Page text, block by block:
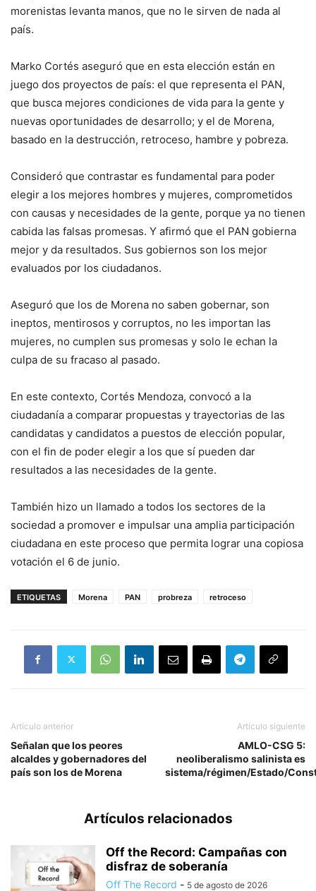
morenistas levanta manos, que no le sirven de nada al
país.
Marko Cortés aseguró que en esta elección están en
juego dos proyectos de país: el que representa el PAN,
que busca mejores condiciones de vida para la gente y
nuevas oportunidades de desarrollo; y el de Morena,
basado en la destrucción, retroceso, hambre y pobreza.
Consideró que contrastar es fundamental para poder
elegir a los mejores hombres y mujeres, comprometidos
con causas y necesidades de la gente, porque ya no tienen
cabida las falsas promesas. Y afirmó que el PAN gobierna
mejor y da resultados. Sus gobiernos son los mejor
evaluados por los ciudadanos.
Aseguró que los de Morena no saben gobernar, son
ineptos, mentirosos y corruptos, no les importan las
mujeres, no cumplen sus promesas y solo le echan la
culpa de su fracaso al pasado.
En este contexto, Cortés Mendoza, convocó a la
ciudadanía a comparar propuestas y trayectorias de las
candidatas y candidatos a puestos de elección popular,
con el fin de poder elegir a los que sí pueden dar
resultados a las necesidades de la gente.
También hizo un llamado a todos los sectores de la
sociedad a promover e impulsar una amplia participación
ciudadana en este proceso que permita lograr una copiosa
votación el 6 de junio.
ETIQUETAS Morena PAN probreza retroceso
Artículo anterior
Señalan que los peores
alcaldes y gobernadores del
país son los de Morena
Artículo siguiente
AMLO-CSG 5:
neoliberalismo salinista es
sistema/régimen/Estado/
Artículos relacionados
Off the Record: Campañas con
disfraz de soberanía
Off The Record - 5 de agosto de 2026